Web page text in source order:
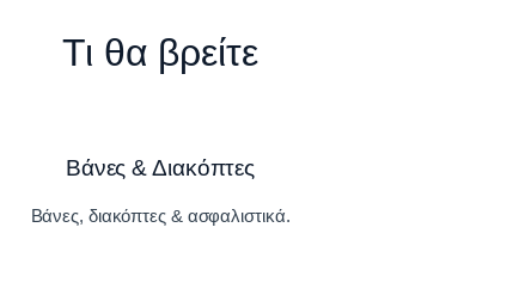
Τι θα βρείτε
Βάνες & Διακόπτες
Βάνες, διακόπτες & ασφαλιστικά.